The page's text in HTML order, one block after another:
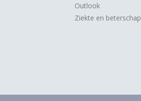
Outlook
Ziekte en beterschap